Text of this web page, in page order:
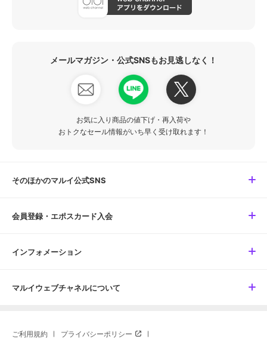
メールマガジン・公式SNSもお見逃しなく！
お気に入り商品の値下げ・再入荷や
おトクなセール情報がいち早く受け取れます！
そのほかのマルイ公式SNS
会員登録・エポスカード入会
インフォメーション
マルイウェブチャネルについて
ご利用規約 プライバシーポリシー